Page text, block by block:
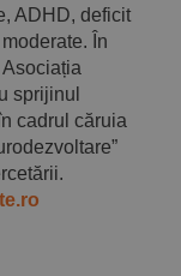
ADHD, deficit
În
sprijinul
cadrul căruia